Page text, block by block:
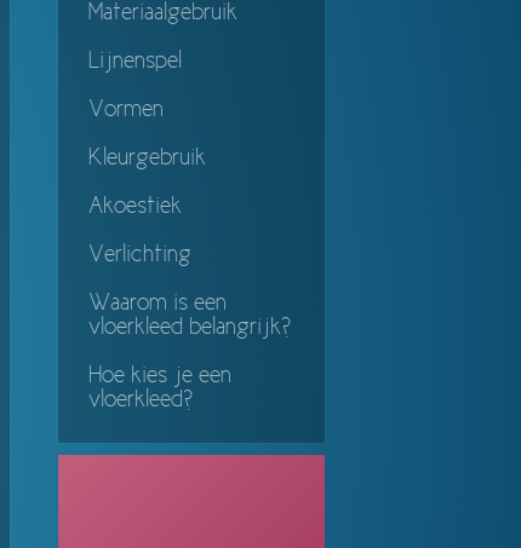
Materiaalgebruik
Lijnenspel
Vormen
Kleurgebruik
Akoestiek
Verlichting
Waarom is een
vloerkleed belangrijk?
Hoe kies je een
vloerkleed?